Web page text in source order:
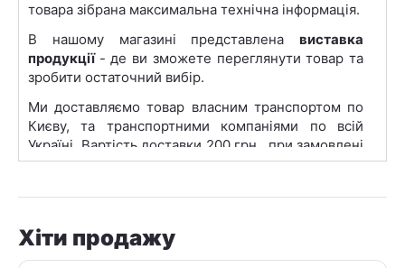
товара зібрана максимальна технічна інформація.
В нашому магазині представлена виставка
продукції - де ви зможете переглянути товар та
зробити остаточний вибір.
Ми доставляємо товар власним транспортом по
Києву, та транспортними компаніями по всій
Україні. Вартість доставки 200 грн., при замовлені
на суму від 20 000 грн. -Безкоштовно.
Пункти видачі нашої продукції представлені в
Одеса, Дніпро, Запоріжжя, Кривий Ріг, Миколаїв,
Вінниця.
Хіти продажу